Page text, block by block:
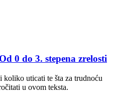
0 do 3. stepena zrelosti
koliko uticati te šta za trudnoću
u ovom teksta.